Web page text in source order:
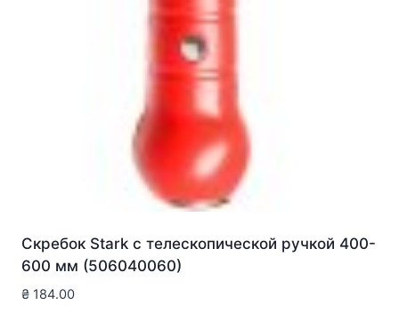
Скребок Stark с телескопической ручкой 400-
600 мм (506040060)
₴ 184.00